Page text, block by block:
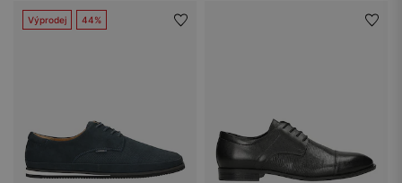
Výprodej 44%